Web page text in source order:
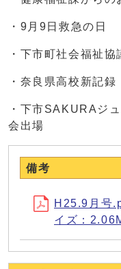
・9月9日救急の日
・下市町社会福祉協
・奈良県高校新記録
・下市SAKURAジ
会出場
備考
H25.9月号
イズ：